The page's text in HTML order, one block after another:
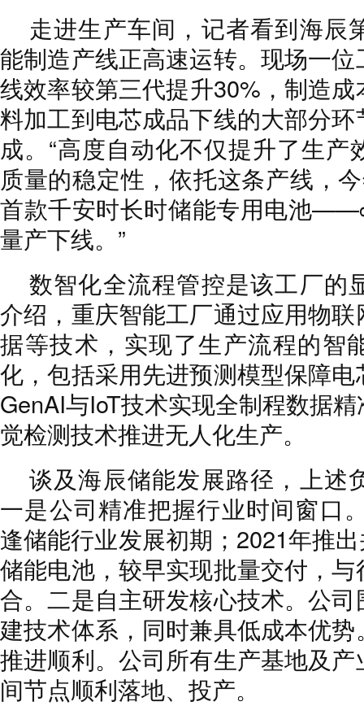
走进生产车间，记者看到海辰
能制造产线正高速运转。现场一
线效率较第三代提升30%，制造
料加工到电芯成品下线的大部分
成。“高度自动化不仅提升了生产
质量的稳定性，依托这条产线，
首款千安时长时储能专用电池
量产下线。”
数智化全流程管控是该工厂的
介绍，重庆智能工厂通过应用物
据等技术，实现了生产流程的智
化，包括采用先进预测模型保障
GenAI与IoT技术实现全制程数据
觉检测技术推进无人化生产。
谈及海辰储能发展路径，上述
一是公司精准把握行业时间窗口
逢储能行业发展初期；2021年推
储能电池，较早实现批量交付，
合。二是自主研发核心技术。公
建技术体系，同时兼具低成本优
推进顺利。公司所有生产基地及
间节点顺利落地、投产。